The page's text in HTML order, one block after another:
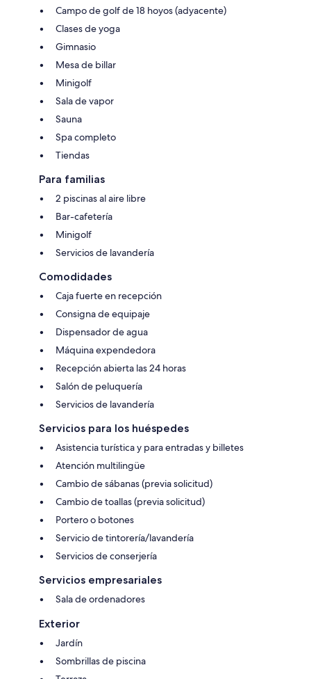
Campo de golf de 18 hoyos (adyacente)
Clases de yoga
Gimnasio
Mesa de billar
Minigolf
Sala de vapor
Sauna
Spa completo
Tiendas
Para familias
2 piscinas al aire libre
Bar-cafetería
Minigolf
Servicios de lavandería
Comodidades
Caja fuerte en recepción
Consigna de equipaje
Dispensador de agua
Máquina expendedora
Recepción abierta las 24 horas
Salón de peluquería
Servicios de lavandería
Servicios para los huéspedes
Asistencia turística y para entradas y billetes
Atención multilingüe
Cambio de sábanas (previa solicitud)
Cambio de toallas (previa solicitud)
Portero o botones
Servicio de tintorería/lavandería
Servicios de conserjería
Servicios empresariales
Sala de ordenadores
Exterior
Jardín
Sombrillas de piscina